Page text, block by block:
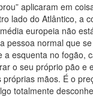
aplicaram em
lado do Atlântico, a
europeia não
pessoa normal que
a esquenta no fogão,
o seu próprio pão e
próprias mãos. É o
totalmente